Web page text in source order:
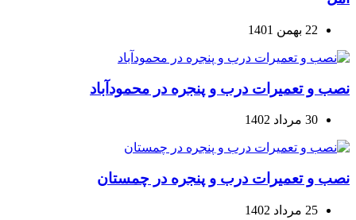
22 بهمن 1401
نصب و تعمیرات درب و پنجره در محمودآباد
30 مرداد 1402
نصب و تعمیرات درب و پنجره در چمستان
25 مرداد 1402